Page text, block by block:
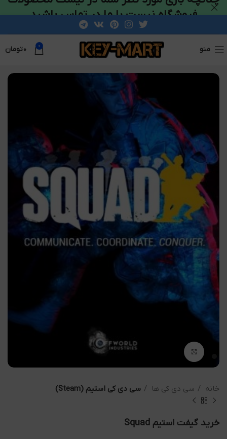
منو 0 ۰تومان
خانه سی دی کی ها سی دی کی استیم (Steam)
خرید گیفت استیم Squad
فروشگاه نیست با ما در تماس باشید